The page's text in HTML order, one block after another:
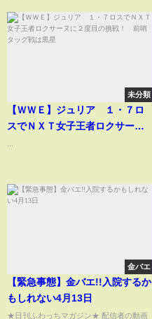
「ALL RISE '24」
未分類
【ＷＷＥ】ジュリア １・７ロ
スでＮＸＴ女子王者ロクサーヌ
金バエ
【緊急事態】金バエ!!入院するか
もしれない4月13日
★日刊ふわっちマガジン★ 配信者の動画